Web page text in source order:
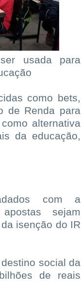
usada para
como bets,
de Renda para
alternativa
da educação,
com a
sejam
isenção do IR
social da
de reais